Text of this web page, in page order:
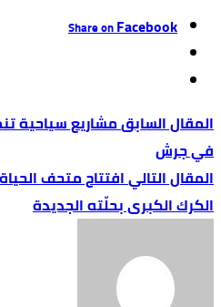
Share onFacebook
مشاريع سياحية
في جرش
افتتاح متحف
الكرك الكبرى بحلّته الجديدة